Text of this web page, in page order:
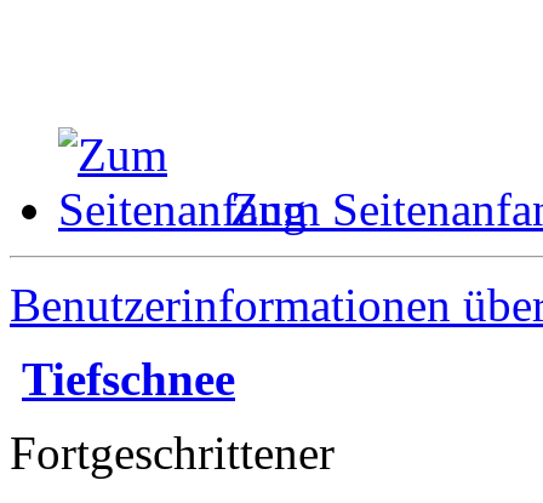
Zum
Benutzerinformationen
Tiefschnee
Fortgeschrittener